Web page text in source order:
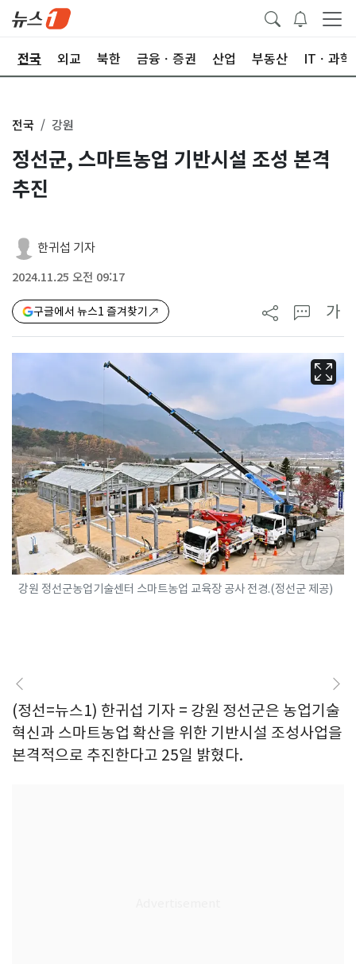
전국 외교 북한 금융ㆍ증권 산업 부동산 ITㆍ과학
전국 강원
정선군, 스마트농업 기반시설 조성 본격
추진
한귀섭 기자
2024.11.25 오전 09:17
구글에서 뉴스1 즐겨찾기 가
강원 정선군농업기술센터 스마트농업 교육장 공사 전경.(정선군 제공)
(정선=뉴스1) 한귀섭 기자 = 강원 정선군은 농업기술
혁신과 스마트농업 확산을 위한 기반시설 조성사업을
본격적으로 추진한다고 25일 밝혔다.